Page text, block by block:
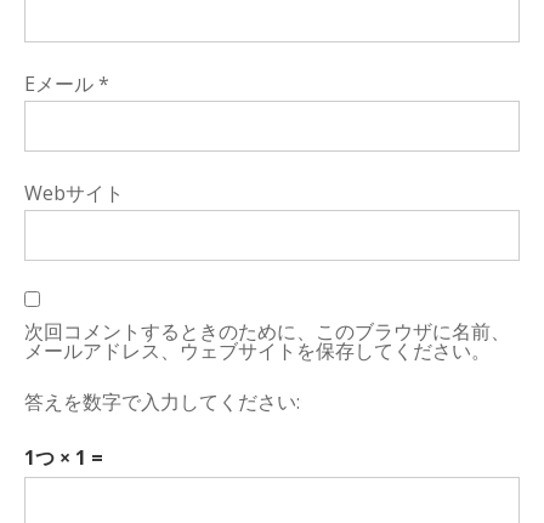
Eメール*
Webサイト
次回コメントするときのために、このブラウザに名前、
メールアドレス、ウェブサイトを保存してください。
答えを数字で入力してください:
1つ × 1 =